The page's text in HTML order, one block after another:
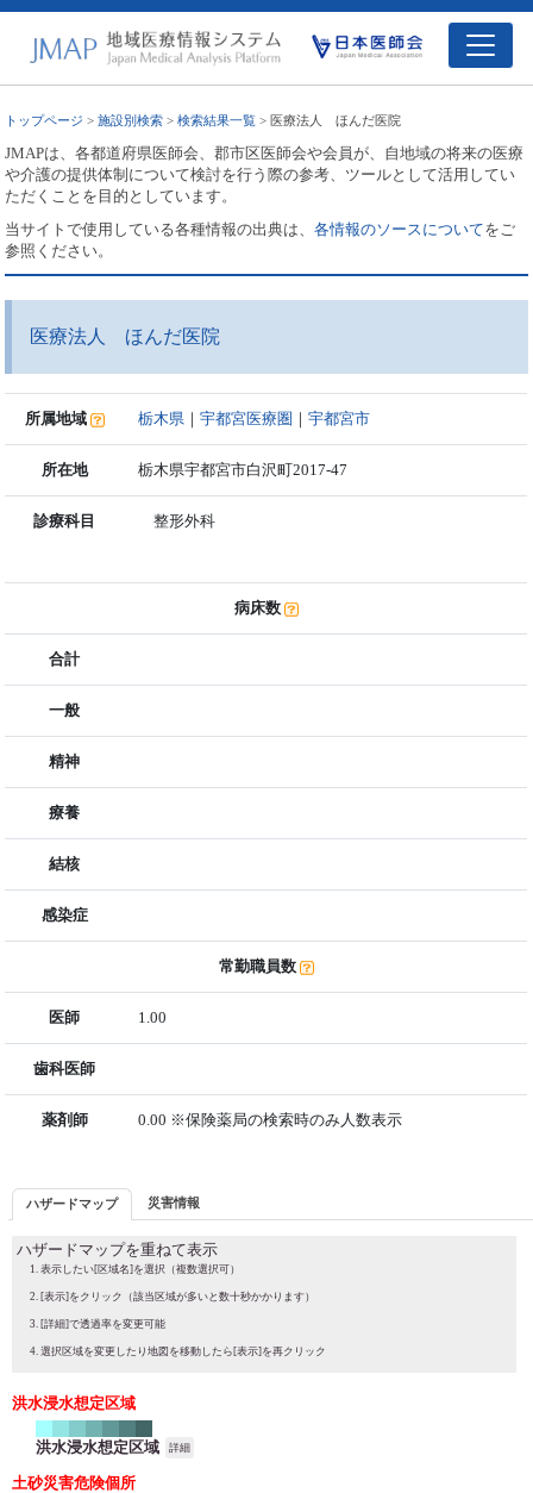
トップページ >施設別検索 >検索結果一覧 > 医療法人 ほんだ医院
JMAPは、各都道府県医師会、郡市区医師会や会員が、自地域の将来の医療
や介護の提供体制について検討を行う際の参考、ツールとして活用してい
ただくことを目的としています。
当サイトで使用している各種情報の出典は、各情報のソースについてをご
参照ください。
医療法人 ほんだ医院
所属地域 栃木県 ｜宇都宮医療圏 ｜宇都宮市
所在地 栃木県宇都宮市白沢町2017-47
診療科目 整形外科
病床数
合計
一般
精神
療養
結核
感染症
常勤職員数
医師 1.00
歯科医師
薬剤師 0.00 ※保険薬局の検索時のみ人数表示
ハザードマップ 災害情報
ハザードマップを重ねて表示
表示したい[区域名]を選択（複数選択可）
[表示]をクリック（該当区域が多いと数十秒かかります）
[詳細]で透過率を変更可能
選択区域を変更したり地図を移動したら[表示]を再クリック
洪水浸水想定区域
洪水浸水想定区域 詳細
土砂災害危険個所